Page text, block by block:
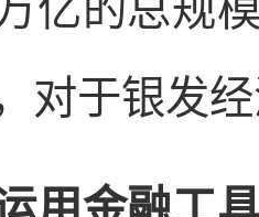
亿的总规
对于银发